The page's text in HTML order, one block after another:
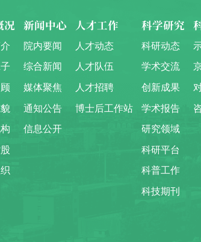
况 新闻中心
院内要闻
综合新闻
媒体聚焦
通知公告
信息公开
人才工作
人才动态
人才队伍
人才招聘
博士后工作站
科学研究
科研动态
学术交流
创新成果
学术报告
研究领域
科研平台
科普工作
科技期刊